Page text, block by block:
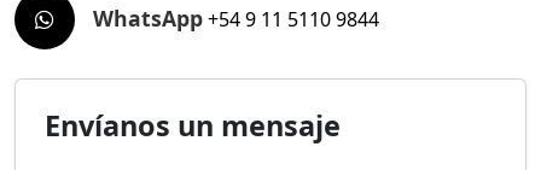
WhatsApp+54 9 11 5110 9844
Envíanos un mensaje